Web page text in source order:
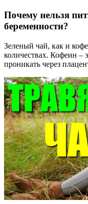
Почему нельзя
беременности?
Зеленый чай, как и
количествах. Кофеин –
проникать через